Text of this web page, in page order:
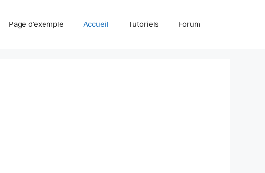
Page d’exemple Accueil Tutoriels Forum